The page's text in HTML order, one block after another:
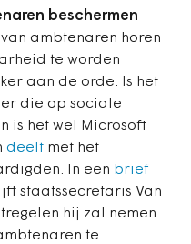
beschermen
ambtenaren horen
te worden
aan de orde. Is het
die op sociale
is het wel Microsoft
deelt met het
In een brief
staatssecretaris Van
hij zal nemen
te